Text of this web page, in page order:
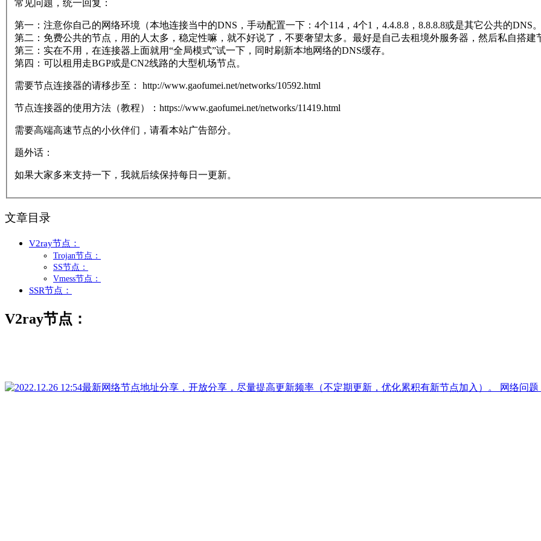
常见问题，统一回复：
第一：注意你自己的网络环境（本地连接当中的DNS，手动配置一下：4个114，4个1，4.4.8.8，8.8.8.8或是其它公共的DNS。
第二：免费公共的节点，用的人太多，稳定性嘛，就不好说了，不要奢望太多。最好是自己去租境外服务器，然后私自搭建
第三：实在不用，在连接器上面就用“全局模式”试一下，同时刷新本地网络的DNS缓存。
第四：可以租用走BGP或是CN2线路的大型机场节点。
需要节点连接器的请移步至： http://www.gaofumei.net/networks/10592.html
节点连接器的使用方法（教程）：https://www.gaofumei.net/networks/11419.html
需要高端高速节点的小伙伴们，请看本站广告部分。
题外话：
如果大家多来支持一下，我就后续保持每日一更新。
文章目录
V2ray节点：
Trojan节点：
SS节点：
Vmess节点：
SSR节点：
V2ray节点：